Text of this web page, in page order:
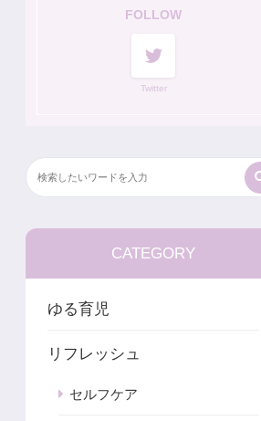
FOLLOW
Twitter
CATEGORY
ゆる育児
リフレッシュ
セルフケア